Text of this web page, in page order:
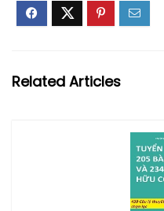
Related Articles